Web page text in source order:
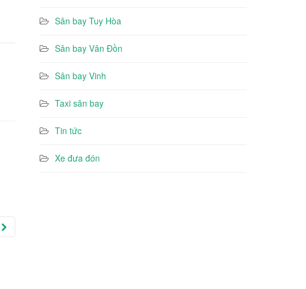
Sân bay Tuy Hòa
Sân bay Vân Đồn
Sân bay Vinh
Taxi sân bay
Tin tức
Xe đưa đón